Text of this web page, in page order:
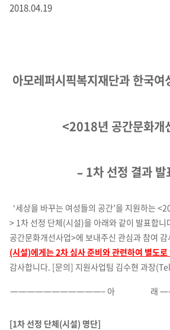
2018.04.19
아모레퍼시픽복지재단과 한국여
<2018년 공간문화개
– 1차 선정 결과 발
‘세상을 바꾸는 여성들의 공간’을 지원하는
> 1차 선정 단체(시설)을 아래와 같이 발표합니
공간문화개선사업>에 보내주신 관심과 참여 감
(시설)에게는 2차 심사 준비와 관련하여 별도로
감사합니다. [문의] 지원사업팀 김수현 과장
———————————– 아 래
[1차 선정 단체(시설) 명단]